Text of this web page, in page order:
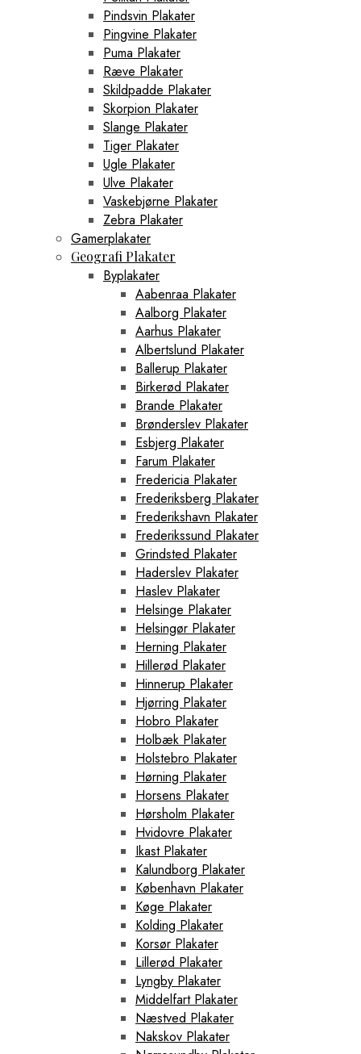
Pindsvin Plakater
Pingvine Plakater
Puma Plakater
Ræve Plakater
Skildpadde Plakater
Skorpion Plakater
Slange Plakater
Tiger Plakater
Ugle Plakater
Ulve Plakater
Vaskebjørne Plakater
Zebra Plakater
Gamerplakater
Geografi Plakater
Byplakater
Aabenraa Plakater
Aalborg Plakater
Aarhus Plakater
Albertslund Plakater
Ballerup Plakater
Birkerød Plakater
Brande Plakater
Brønderslev Plakater
Esbjerg Plakater
Farum Plakater
Fredericia Plakater
Frederiksberg Plakater
Frederikshavn Plakater
Frederikssund Plakater
Grindsted Plakater
Haderslev Plakater
Haslev Plakater
Helsinge Plakater
Helsingør Plakater
Herning Plakater
Hillerød Plakater
Hinnerup Plakater
Hjørring Plakater
Hobro Plakater
Holbæk Plakater
Holstebro Plakater
Hørning Plakater
Horsens Plakater
Hørsholm Plakater
Hvidovre Plakater
Ikast Plakater
Kalundborg Plakater
København Plakater
Køge Plakater
Kolding Plakater
Korsør Plakater
Lillerød Plakater
Lyngby Plakater
Middelfart Plakater
Næstved Plakater
Nakskov Plakater